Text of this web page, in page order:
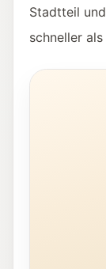
Stadtteil
schneller